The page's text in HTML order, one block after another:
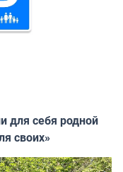
для себя родной
своих»